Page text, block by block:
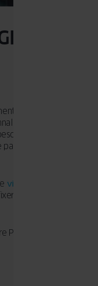
DES
de quincaillerie de
en fonction du
Vous pourrez
ou encore de
vitrage
ces derniers sur les
OKNOPLAST est